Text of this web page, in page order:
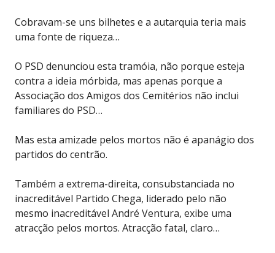
Cobravam-se uns bilhetes e a autarquia teria mais
uma fonte de riqueza…
O PSD denunciou esta tramóia, não porque esteja
contra a ideia mórbida, mas apenas porque a
Associação dos Amigos dos Cemitérios não inclui
familiares do PSD…
Mas esta amizade pelos mortos não é apanágio dos
partidos do centrão.
Também a extrema-direita, consubstanciada no
inacreditável Partido Chega, liderado pelo não
mesmo inacreditável André Ventura, exibe uma
atracção pelos mortos. Atracção fatal, claro…